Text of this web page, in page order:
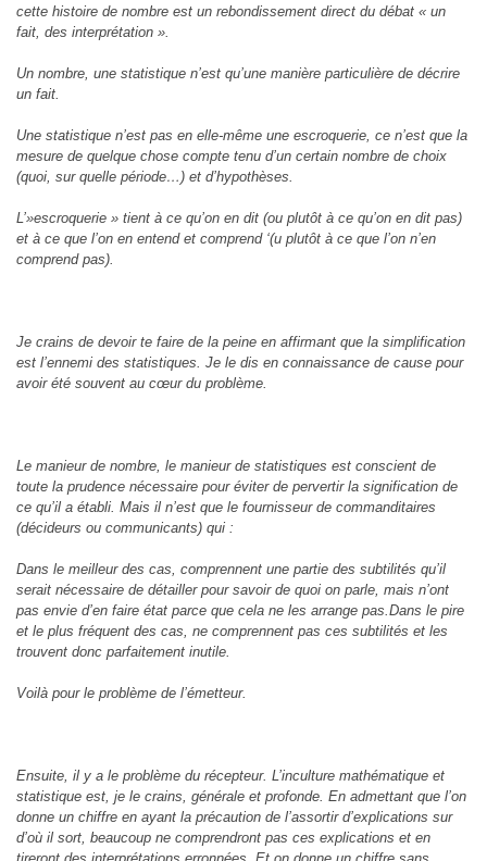
cette histoire de nombre est un rebondissement direct du débat « un
fait, des interprétation ».
Un nombre, une statistique n’est qu’une manière particulière de décrire
un fait.
Une statistique n’est pas en elle-même une escroquerie, ce n’est que la
mesure de quelque chose compte tenu d’un certain nombre de choix
(quoi, sur quelle période…) et d’hypothèses.
L’»escroquerie » tient à ce qu’on en dit (ou plutôt à ce qu’on en dit pas)
et à ce que l’on en entend et comprend ‘(u plutôt à ce que l’on n’en
comprend pas).
Je crains de devoir te faire de la peine en affirmant que la simplification
est l’ennemi des statistiques. Je le dis en connaissance de cause pour
avoir été souvent au cœur du problème.
Le manieur de nombre, le manieur de statistiques est conscient de
toute la prudence nécessaire pour éviter de pervertir la signification de
ce qu’il a établi. Mais il n’est que le fournisseur de commanditaires
(décideurs ou communicants) qui :
Dans le meilleur des cas, comprennent une partie des subtilités qu’il
serait nécessaire de détailler pour savoir de quoi on parle, mais n’ont
pas envie d’en faire état parce que cela ne les arrange pas.Dans le pire
et le plus fréquent des cas, ne comprennent pas ces subtilités et les
trouvent donc parfaitement inutile.
Voilà pour le problème de l’émetteur.
Ensuite, il y a le problème du récepteur. L’inculture mathématique et
statistique est, je le crains, générale et profonde. En admettant que l’on
donne un chiffre en ayant la précaution de l’assortir d’explications sur
d’où il sort, beaucoup ne comprendront pas ces explications et en